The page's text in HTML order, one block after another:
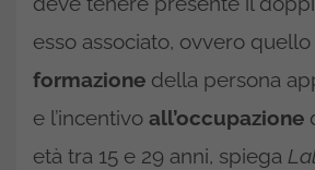
esso associato, ovvero
formazione della persona
e l’incentivo all’occupazione
età tra 15 e 29 anni, spiega